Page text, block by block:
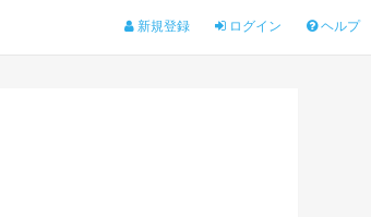
新規登録 ログイン ヘルプ